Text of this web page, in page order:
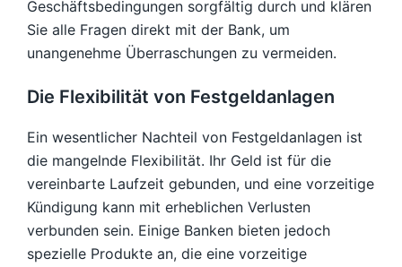
Geschäftsbedingungen sorgfältig durch und klären
Sie alle Fragen direkt mit der Bank, um
unangenehme Überraschungen zu vermeiden.
Die Flexibilität von Festgeldanlagen
Ein wesentlicher Nachteil von Festgeldanlagen ist
die mangelnde Flexibilität. Ihr Geld ist für die
vereinbarte Laufzeit gebunden, und eine vorzeitige
Kündigung kann mit erheblichen Verlusten
verbunden sein. Einige Banken bieten jedoch
spezielle Produkte an, die eine vorzeitige